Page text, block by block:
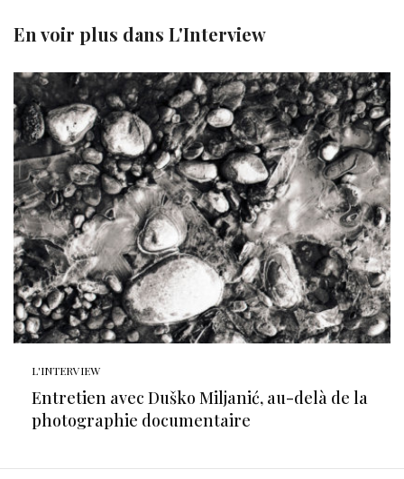
En voir plus dans L'Interview
L'INTERVIEW
Entretien avec Duško Miljanić, au-delà de la
photographie documentaire